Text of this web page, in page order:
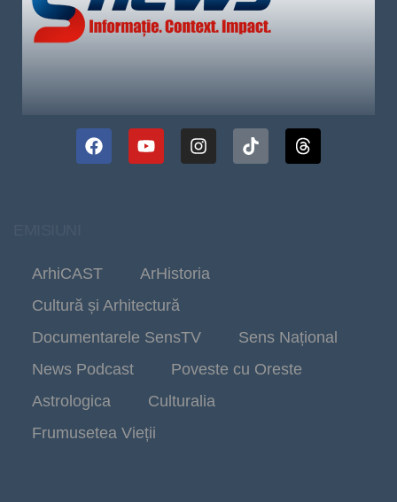
ArhiCAST
ArHistoria
Cultură și Arhitectură
Documentarele SensTV
Sens Național
News Podcast
Poveste cu Oreste
Astrologica
Culturalia
Frumusetea Vieții